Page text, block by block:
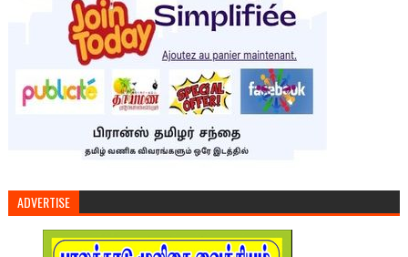
ADVERTISE